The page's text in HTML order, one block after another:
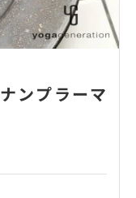
ンプラーマ